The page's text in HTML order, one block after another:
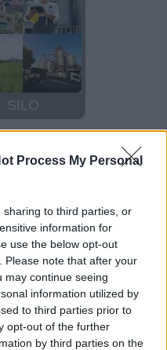
Process My Personal
to third parties, or
information for
use the below opt-out
Please note that after your
may continue seeing
information utilized by
to third parties prior to
opt-out of the further
by third parties on the
SILO